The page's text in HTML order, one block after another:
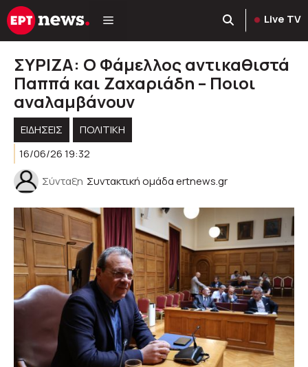
Μετάβαση
σε
Live TV
ΣΥΡΙΖΑ: Ο Φάμελλος αντικαθιστά
Παππά και Ζαχαριάδη – Ποιοι
αναλαμβάνουν
ΕΙΔΗΣΕΙΣ
ΠΟΛΙΤΙΚΉ
16/06/26 19:32
Σύνταξη Συντακτική ομάδα ertnews.gr